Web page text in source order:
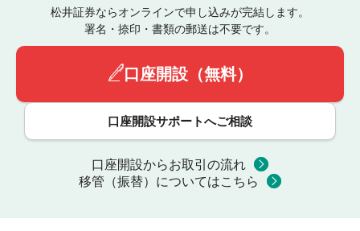
松井証券ならオンラインで申し込みが完結します。
署名・捺印・書類の郵送は不要です。
口座開設（無料）
口座開設サポートへご相談
口座開設からお取引の流れ
移管（振替）についてはこちら